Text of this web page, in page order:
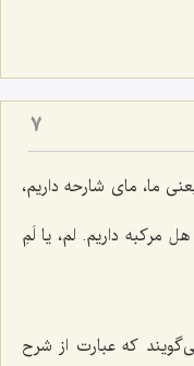
7
ما، ماى شارحه داریم،
مركبه داریم. لم، یا لَمِ
كه عبارت از شرح